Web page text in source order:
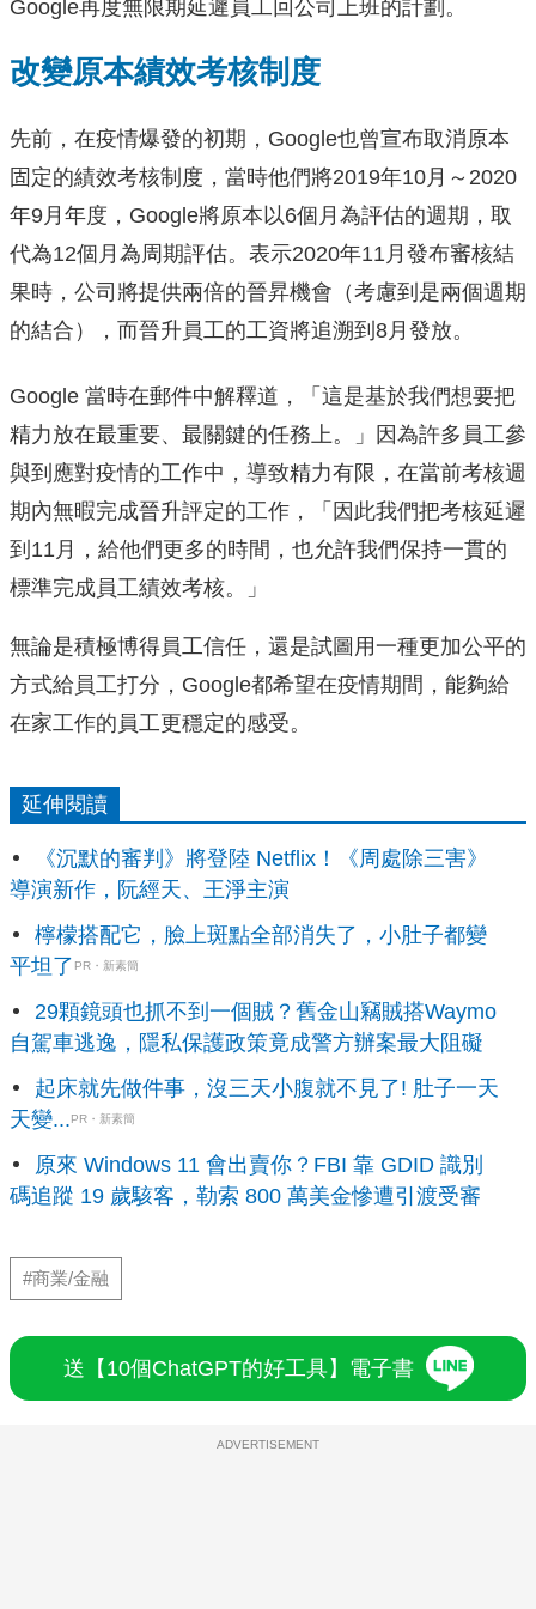
Google再度無限期延遲員工回公司上班的計劃。
改變原本績效考核制度
先前，在疫情爆發的初期，Google也曾宣布取消原本
固定的績效考核制度，當時他們將2019年10月～2020
年9月年度，Google將原本以6個月為評估的週期，取
代為12個月為周期評估。表示2020年11月發布審核結
果時，公司將提供兩倍的晉昇機會（考慮到是兩個週期
的結合），而晉升員工的工資將追溯到8月發放。
Google 當時在郵件中解釋道，「這是基於我們想要把
精力放在最重要、最關鍵的任務上。」因為許多員工參
與到應對疫情的工作中，導致精力有限，在當前考核週
期內無暇完成晉升評定的工作，「因此我們把考核延遲
到11月，給他們更多的時間，也允許我們保持一貫的
標準完成員工績效考核。」
無論是積極博得員工信任，還是試圖用一種更加公平的
方式給員工打分，Google都希望在疫情期間，能夠給
在家工作的員工更穩定的感受。
延伸閱讀
《沉默的審判》將登陸 Netflix！《周處除三害》
導演新作，阮經天、王淨主演
檸檬搭配它，臉上斑點全部消失了，小肚子都變
平坦了 PR・新素簡
29顆鏡頭也抓不到一個賊？舊金山竊賊搭Waymo
自駕車逃逸，隱私保護政策竟成警方辦案最大阻礙
起床就先做件事，沒三天小腹就不見了! 肚子一天
天變...PR・新素簡
原來 Windows 11 會出賣你？FBI 靠 GDID 識別
碼追蹤 19 歲駭客，勒索 800 萬美金慘遭引渡受審
#商業/金融
送【10個ChatGPT的好工具】電子書
ADVERTISEMENT